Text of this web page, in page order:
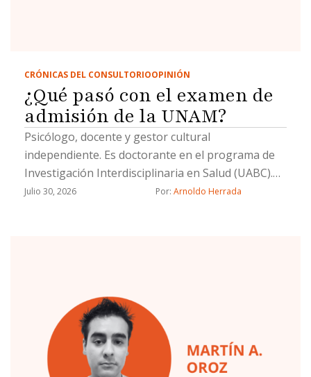
CRÓNICAS DEL CONSULTORIOOPINIÓN
¿Qué pasó con el examen de
admisión de la UNAM?
Psicólogo, docente y gestor cultural
independiente. Es doctorante en el programa de
Investigación Interdisciplinaria en Salud (UABC).
Su línea de investigación es la salud pública
Julio 30, 2026 Por: Arnoldo Herrada